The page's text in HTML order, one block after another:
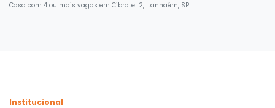
Casa com 4 ou mais vagas em Cibratel 2, Itanhaém, SP
Institucional